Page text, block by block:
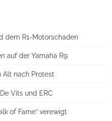
dem R1-Motorschaden
auf der Yamaha R9
Alt nach Protest
Vits und ERC
of Fame“ verewigt